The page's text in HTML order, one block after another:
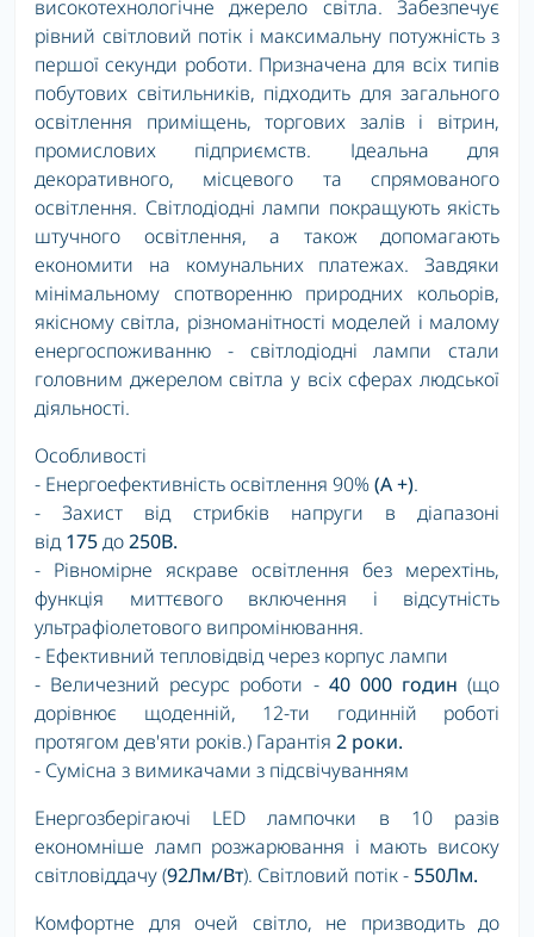
високотехнологічне джерело світла. Забезпечує
рівний світловий потік і максимальну потужність з
першої секунди роботи. Призначена для всіх типів
побутових світильників, підходить для загального
освітлення приміщень, торгових залів і вітрин,
промислових підприємств. Ідеальна для
декоративного, місцевого та спрямованого
освітлення. Світлодіодні лампи покращують якість
штучного освітлення, а також допомагають
економити на комунальних платежах. Завдяки
мінімальному спотворенню природних кольорів,
якісному світла, різноманітності моделей і малому
енергоспоживанню - світлодіодні лампи стали
головним джерелом світла у всіх сферах людської
діяльності.
Особливості
- Енергоефективність освітлення 90%(A +).
- Захист від стрибків напруги в діапазоні
від175до250В.
- Рівномірне яскраве освітлення без мерехтінь,
функція миттєвого включення і відсутність
ультрафіолетового випромінювання.
- Ефективний тепловідвід через корпус лампи
- Величезний ресурс роботи - 40 000 годин (що
дорівнює щоденній, 12-ти годинній роботі
протягом дев'яти років.) Гарантія 2 роки.
- Сумісна з вимикачами з підсвічуванням
Енергозберігаючі LED лампочки в 10 разів
економніше ламп розжарювання і мають високу
світловіддачу (92Лм/Вт). Світловий потік - 550Лм.
Комфортне для очей світло, не призводить до